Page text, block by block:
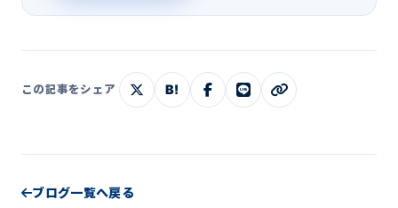
この記事をシェア B!
ブログ一覧へ戻る